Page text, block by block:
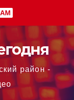
район -